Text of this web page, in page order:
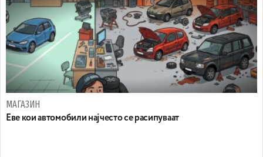
МАГАЗИН
Еве кои автомобили најчесто се расипуваат